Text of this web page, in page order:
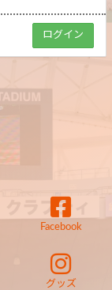
Facebook
グッズ